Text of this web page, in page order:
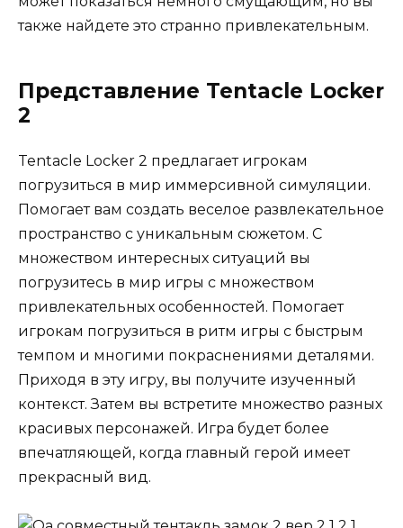
также найдете это странно привлекательным.
Представление Tentacle Locker
2
Tentacle Locker 2 предлагает игрокам
погрузиться в мир иммерсивной симуляции.
Помогает вам создать веселое развлекательное
пространство с уникальным сюжетом. С
множеством интересных ситуаций вы
погрузитесь в мир игры с множеством
привлекательных особенностей. Помогает
игрокам погрузиться в ритм игры с быстрым
темпом и многими покраснениями деталями.
Приходя в эту игру, вы получите изученный
контекст. Затем вы встретите множество разных
красивых персонажей. Игра будет более
впечатляющей, когда главный герой имеет
прекрасный вид.